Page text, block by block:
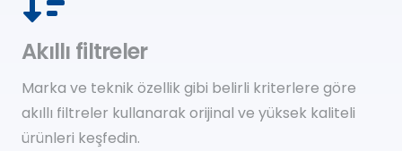
Akıllı filtreler
Marka ve teknik özellik gibi belirli kriterlere göre
akıllı filtreler kullanarak orijinal ve yüksek kaliteli
ürünleri keşfedin.